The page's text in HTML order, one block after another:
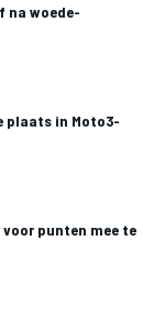
na woede-
plaats in Moto3-
voor punten mee te